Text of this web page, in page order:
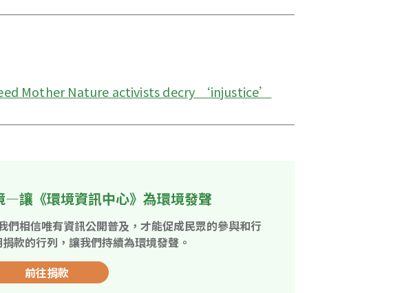
Mother Nature activists decry ‘injustice’
—讓《環境資訊中心》為環境發聲
們相信唯有資訊公開普及，才能促成民眾的參與和行
款的行列，讓我們持續為環境發聲。
前往捐款